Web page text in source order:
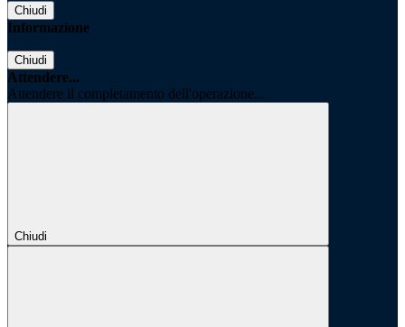
Chiudi
Informazione
Chiudi
Attendere...
Attendere il completamento dell'operazione...
Chiudi